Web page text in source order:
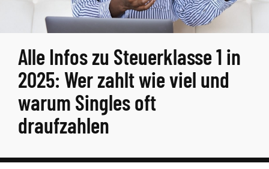
Alle Infos zu Steuerklasse 1 in
2025: Wer zahlt wie viel und
warum Singles oft
draufzahlen